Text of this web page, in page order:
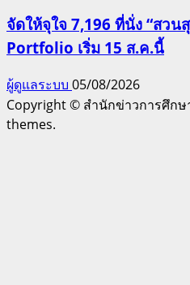
จัดให้จุใจ 7,196 ที่นั่ง “สวน
Portfolio เริ่ม 15 ส.ค.นี้
ผู้ดูแลระบบ 05/08/2026
Copyright © สำนักข่าวการศึกษ
themes.